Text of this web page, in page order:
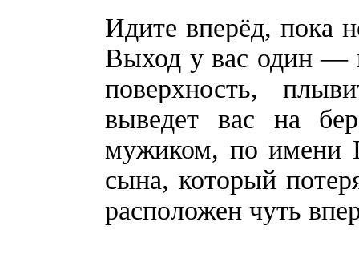
Идите вперёд, пока
Выход у вас один —
поверхность,
выведет вас на
мужиком, по имени
сына, который
расположен чуть